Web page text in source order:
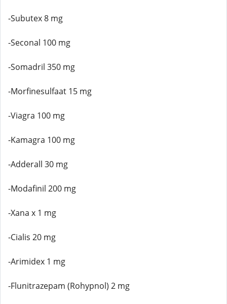
-Subutex 8 mg
-Seconal 100 mg
-Somadril 350 mg
-Morfinesulfaat 15 mg
-Viagra 100 mg
-Kamagra 100 mg
-Adderall 30 mg
-Modafinil 200 mg
-Xana x 1 mg
-Cialis 20 mg
-Arimidex 1 mg
-Flunitrazepam (Rohypnol) 2 mg